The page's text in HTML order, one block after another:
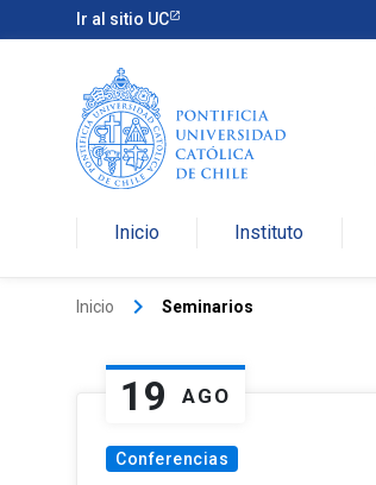
Ir al sitio UC
Inicio Instituto
Inicio keyboard_arrow_right Seminarios
19 AGO
Conferencias